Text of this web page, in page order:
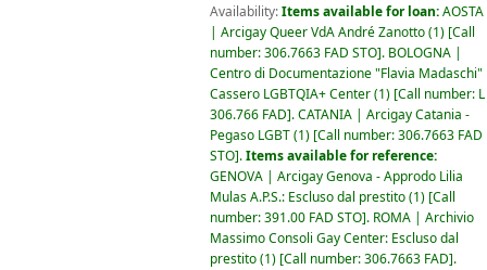
Availability:Items available for loan:AOSTA
| Arcigay Queer VdA André Zanotto(1) Call
number:306.7663 FAD STO . BOLOGNA |
Centro di Documentazione "Flavia Madaschi"
Cassero LGBTQIA+ Center(1) Call number: L
306.766 FAD .CATANIA | Arcigay Catania -
Pegaso LGBT(1) Call number:306.7663 FAD
STO .Items available for reference:
GENOVA | Arcigay Genova - Approdo Lilia
Mulas A.P.S.: Escluso dal prestito(1) Call
number:391.00 FAD STO . ROMA | Archivio
Massimo Consoli Gay Center: Escluso dal
prestito(1) Call number:306.7663 FAD .